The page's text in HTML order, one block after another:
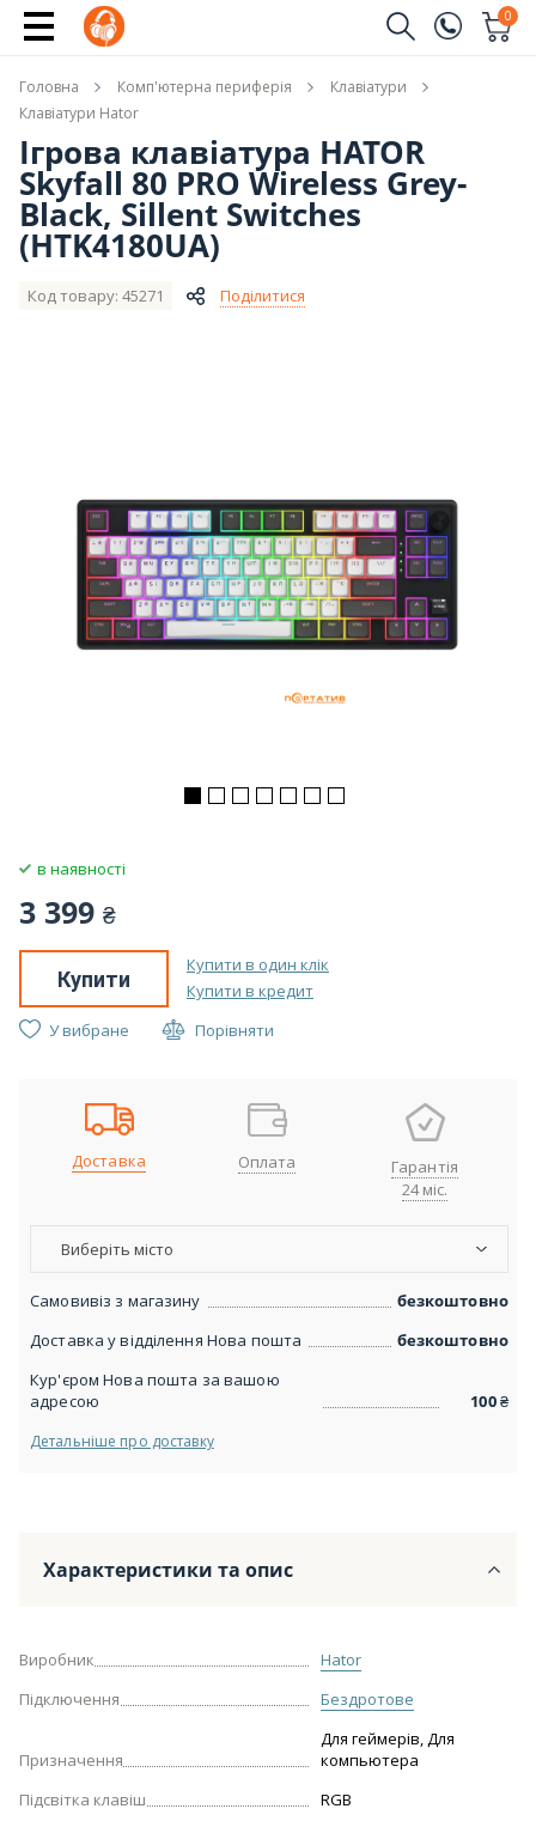
(096)
(044)
0
Ім'я
Телефон
Надіслати
Головна Комп'ютерна периферія
Клавіатури
Клавіатури Hator
Ігрова клавіатура HATOR
Skyfall 80 PRO Wireless Grey-
Black, Sillent Switches
(HTK4180UA)
Код товару: 45271 Поділитися
в наявності
3 399 ₴
Купити
Купити в один клік
Купити в кредит
У вибране
Порівняти
Доставка Оплата
Гарантія
24 міс.
Виберіть місто
Самовивіз з магазину
безкоштовно
Доставка у відділення Нова пошта
безкоштовно
Кур'єром Нова пошта за вашою
адресою
100₴
Детальніше про доставку
Характеристики та опис
Виробник
Hator
Підключення
Бездротове
Призначення
Для геймерів, Для
компьютера
Підсвітка клавіш
RGB
Купити